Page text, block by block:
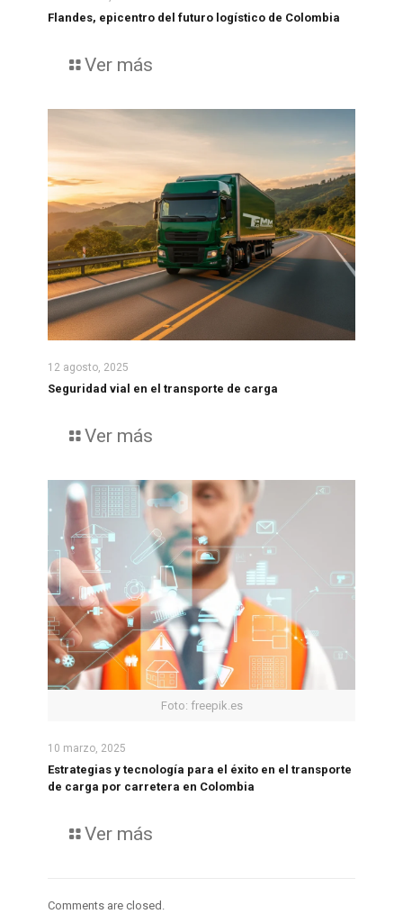
Flandes, epicentro del futuro logístico de Colombia
Ver más
12 agosto, 2025
Seguridad vial en el transporte de carga
Ver más
Foto: freepik.es
10 marzo, 2025
Estrategias y tecnología para el éxito en el transporte
de carga por carretera en Colombia
Ver más
Comments are closed.